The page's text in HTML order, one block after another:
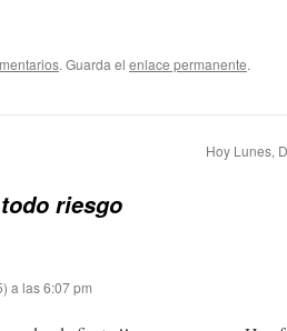
. Guarda el enlace permanente.
Hoy Lunes,
riesgo
a las 6:07 pm